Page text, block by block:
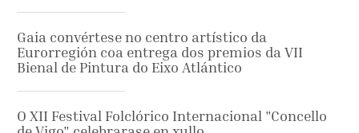
Gaia convértese no centro artístico da
Eurorregión coa entrega dos premios da VII
Bienal de Pintura do Eixo Atlántico
O XII Festival Folclórico Internacional "Concello